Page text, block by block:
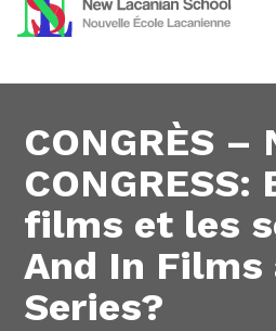
CONGRÈS –
films et les
And In Films
Series?